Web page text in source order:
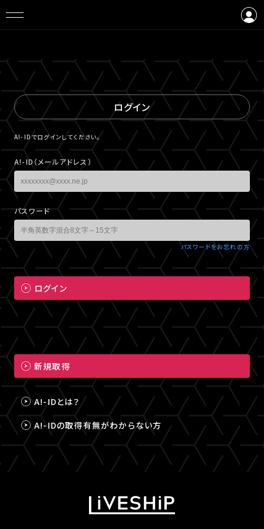
ログイン
A!-IDでログインしてください。
A!-ID（メールアドレス）
パスワード
パスワードをお忘れの方
ログイン
新規取得
A!-IDとは？
A!-IDの取得有無がわからない方